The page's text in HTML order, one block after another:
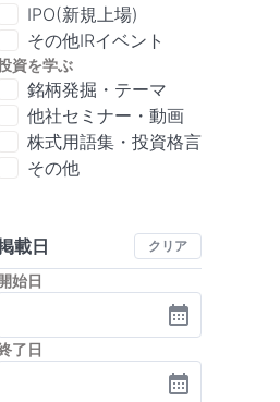
IPO(新規上場)
その他IRイベント
資を学ぶ
銘柄発掘・テーマ
他社セミナー・動画
株式用語集・投資格言
その他
載日 クリア
始日
了日